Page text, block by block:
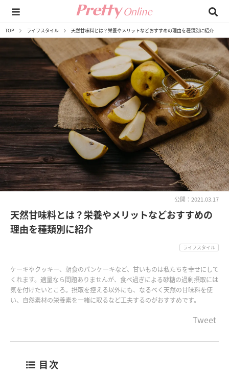
TOP ライフスタイル 天然甘味料とは？栄養やメリットなどおすすめの理由を種類別に紹介
公開：2021.03.17
天然甘味料とは？栄養やメリットなどおすすめの
理由を種類別に紹介
ライフスタイル
ケーキやクッキー、朝食のパンケーキなど、甘いものは私たちを幸せにして
くれます。適量なら問題ありませんが、食べ過ぎによる砂糖の過剰摂取には
気を付けたいところ。摂取を控える以外にも、なるべく天然の甘味料を使
い、自然素材の栄養素を一緒に取るなど工夫するのがおすすめです。
Tweet
目次